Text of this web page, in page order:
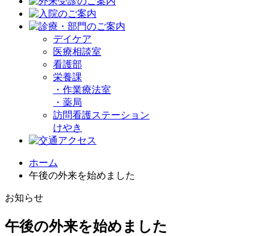
デイケア
医療相談室
看護部
栄養課
・ 作業療法室
・ 薬局
訪問看護ステーション
けやき
ホーム
午後の外来を始めました
お知らせ
午後の外来を始めました